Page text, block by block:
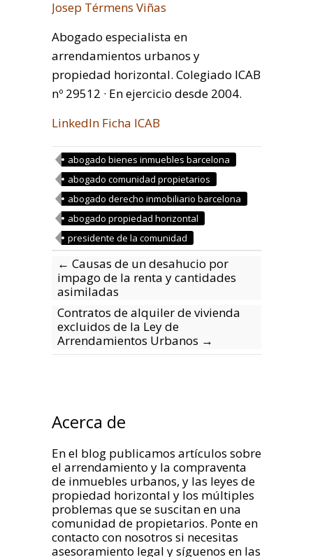
Josep Térmens Viñas
Abogado especialista en
arrendamientos urbanos y
propiedad horizontal. Colegiado ICAB
nº 29512 · En ejercicio desde 2004.
LinkedIn Ficha ICAB
abogado bienes inmuebles barcelona
abogado comunidad propietarios
abogado derecho inmobiliario barcelona
abogado propiedad horizontal
presidente de la comunidad
← Causas de un desahucio por
impago de la renta y cantidades
asimiladas
Contratos de alquiler de vivienda
excluidos de la Ley de
Arrendamientos Urbanos →
Acerca de
En el blog publicamos artículos sobre
el arrendamiento y la compraventa
de inmuebles urbanos, y las leyes de
propiedad horizontal y los múltiples
problemas que se suscitan en una
comunidad de propietarios. Ponte en
contacto con nosotros si necesitas
asesoramiento legal y síguenos en las